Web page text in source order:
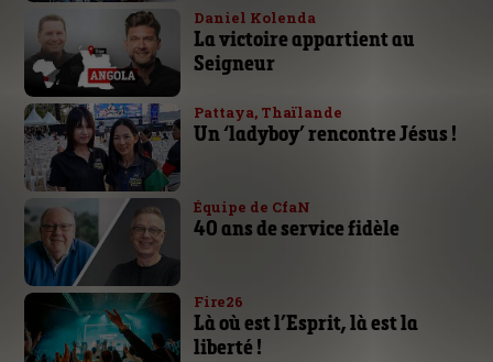
Daniel Kolenda
La victoire appartient au
Seigneur
Pattaya, Thaïlande
Un ‘ladyboy’ rencontre Jésus !
Équipe de CfaN
40 ans de service fidèle
Fire26
Là où est l’Esprit, là est la
liberté !